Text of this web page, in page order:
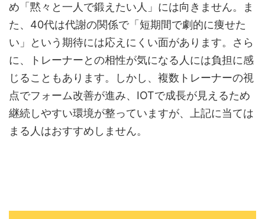
め「黙々と一人で鍛えたい人」には向きません。ま
た、40代は代謝の関係で「短期間で劇的に痩せた
い」という期待には応えにくい面があります。さら
に、トレーナーとの相性が気になる人には負担に感
じることもあります。しかし、複数トレーナーの視
点でフォーム改善が進み、IOTで成長が見えるため
継続しやすい環境が整っていますが、上記に当ては
まる人はおすすめしません。